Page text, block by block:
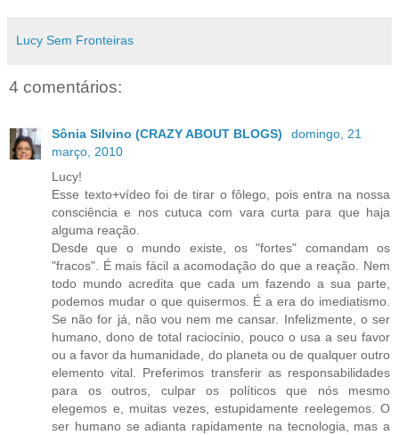
Lucy Sem Fronteiras
4 comentários:
Sônia Silvino (CRAZY ABOUT BLOGS)
domingo, 21
março, 2010
Lucy!
Esse texto+vídeo foi de tirar o fôlego, pois entra na nossa
consciência e nos cutuca com vara curta para que haja
alguma reação.
Desde que o mundo existe, os "fortes" comandam os
"fracos". É mais fácil a acomodação do que a reação. Nem
todo mundo acredita que cada um fazendo a sua parte,
podemos mudar o que quisermos. É a era do imediatismo.
Se não for já, não vou nem me cansar. Infelizmente, o ser
humano, dono de total raciocínio, pouco o usa a seu favor
ou a favor da humanidade, do planeta ou de qualquer outro
elemento vital. Preferimos transferir as responsabilidades
para os outros, culpar os políticos que nós mesmo
elegemos e, muitas vezes, estupidamente reelegemos. O
ser humano se adianta rapidamente na tecnologia, mas a